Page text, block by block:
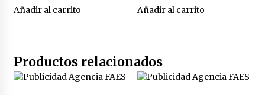
Añadir al carrito Añadir al carrito
Productos relacionados